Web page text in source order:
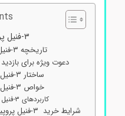
تاریخچه ۳-فنیل پروپیونیک اسید
دعوت ویژه برای بازدید
ساختار ۳-فنیل پروپیونیک اسید
خواص ۳-فنیل پروپیونیک اسید
کاربردهای ۳-فنیل پروپیونیک اسید